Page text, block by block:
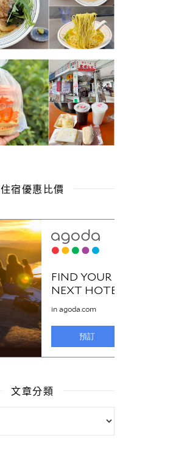
住宿優惠比價
文章分類